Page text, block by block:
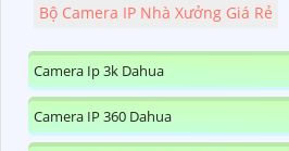
Bộ Camera IP Nhà Xưởng Giá Rẻ
Camera Ip 3k Dahua
Camera IP 360 Dahua